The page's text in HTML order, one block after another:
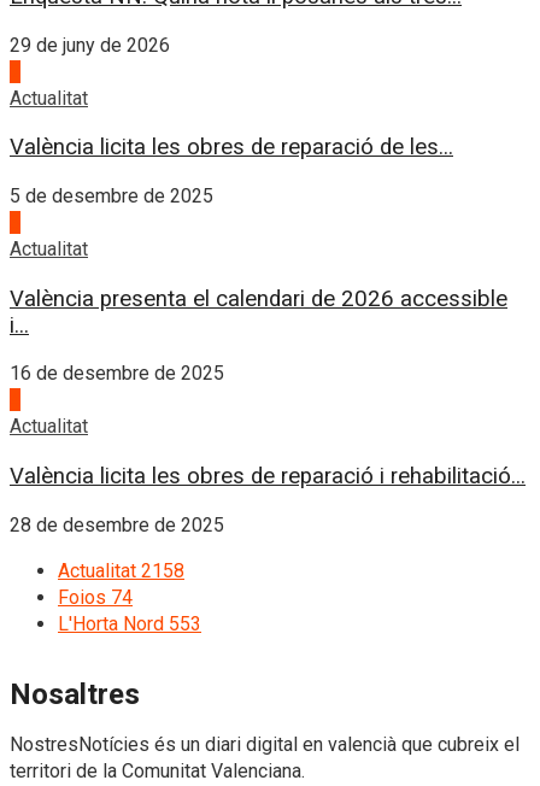
29 de juny de 2026
Actualitat
València licita les obres de reparació de les...
5 de desembre de 2025
Actualitat
València presenta el calendari de 2026 accessible
i...
16 de desembre de 2025
Actualitat
València licita les obres de reparació i rehabilitació...
28 de desembre de 2025
Actualitat 2158
Foios 74
L'Horta Nord 553
Nosaltres
NostresNotícies és un diari digital en valencià que cubreix el
territori de la Comunitat Valenciana.